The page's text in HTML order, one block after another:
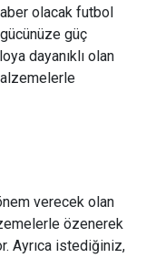
olacak futbol
güç
dayanıklı olan
verecek olan
özenerek
Ayrıca istediğiniz,